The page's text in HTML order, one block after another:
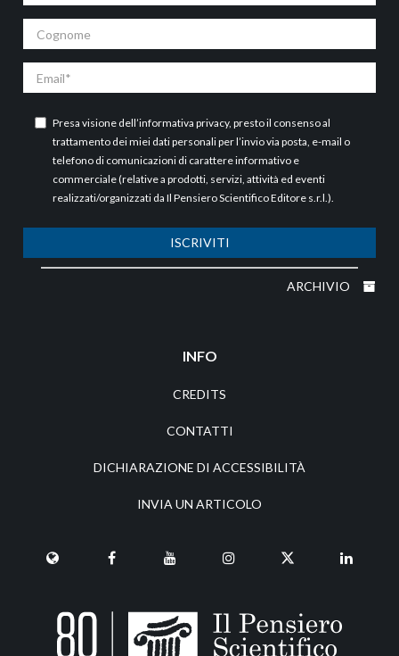
Presa visione dell’informativa privacy, presto il consenso al
trattamento dei miei dati personali per l’invio via posta, e-mail o
telefono di comunicazioni di carattere informativo e
commerciale (relative a prodotti, servizi, attività ed eventi
realizzati/organizzati da Il Pensiero Scientifico Editore s.r.l.).
ISCRIVITI
ARCHIVIO
INFO
CREDITS
CONTATTI
DICHIARAZIONE DI ACCESSIBILITÀ
INVIA UN ARTICOLO